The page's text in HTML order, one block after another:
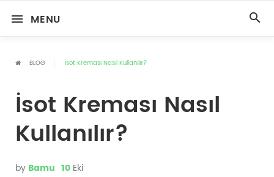
MENU
BLOG İsot Kreması Nasıl Kullanılır?
İsot Kreması Nasıl
Kullanılır?
by Bamu 10 Eki